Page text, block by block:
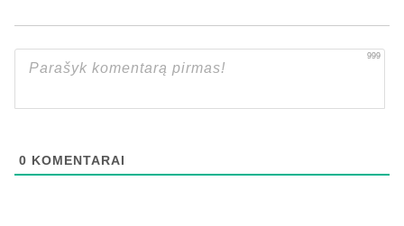
999
0 KOMENTARAI